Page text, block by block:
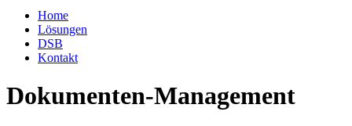
Home
Lösungen
DSB
Kontakt
Dokumenten-Management